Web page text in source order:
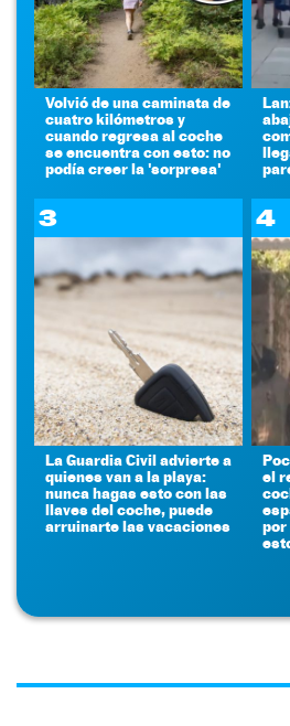
Volvió de una caminata de
cuatro kilómetros y
cuando regresa al coche
se encuentra con esto: no
podía creer la 'sorpresa'
3
La Guardia Civil advierte a
quienes van a la playa:
nunca hagas esto con las
llaves del coche, puede
arruinarte las vacaciones
4
el
por